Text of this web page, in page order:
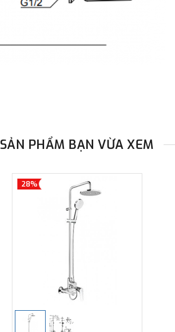
SẢN PHẨM BẠN VỪA XEM
28%